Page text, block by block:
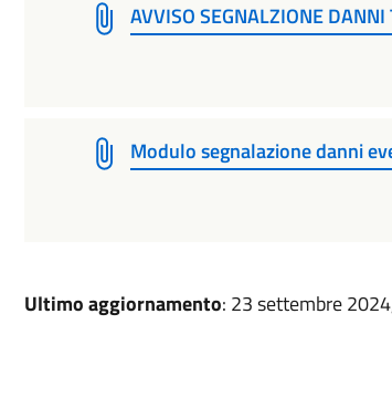
AVVISO SEGNALZIONE
Modulo segnalazione danni
Ultimo aggiornamento: 23 settembre